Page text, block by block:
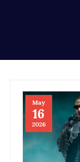
May
16
2026